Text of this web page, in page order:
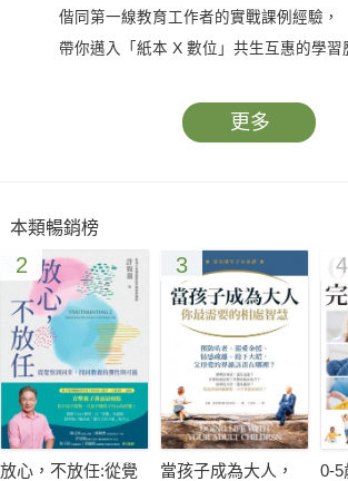
偕同第一線教育工作者的實戰課例經驗，
帶你邁入「紙本 X 數位」共生互惠的學習
柯華葳教授閱讀研究中心Ｘ8位第一線教育
程可珍Ｘ彭美慈Ｘ吳韻宇 Ｘ陳雅文Ｘ陳珮
當「分享訊息」的速度遠比「理解訊息」
當演算法決定了我們可以看到哪些訊息，
訊息，
當「有閱讀而沒有理解，沒有理解卻樂於
常⋯⋯
小心！不要落入聯合國重新定義的「新文
更別讓「無差別閱讀」成為你我跟孩子、學
更多
本類暢銷榜
2
放心，不放任:從覺
3
當孩子成為大人，
4
0-5